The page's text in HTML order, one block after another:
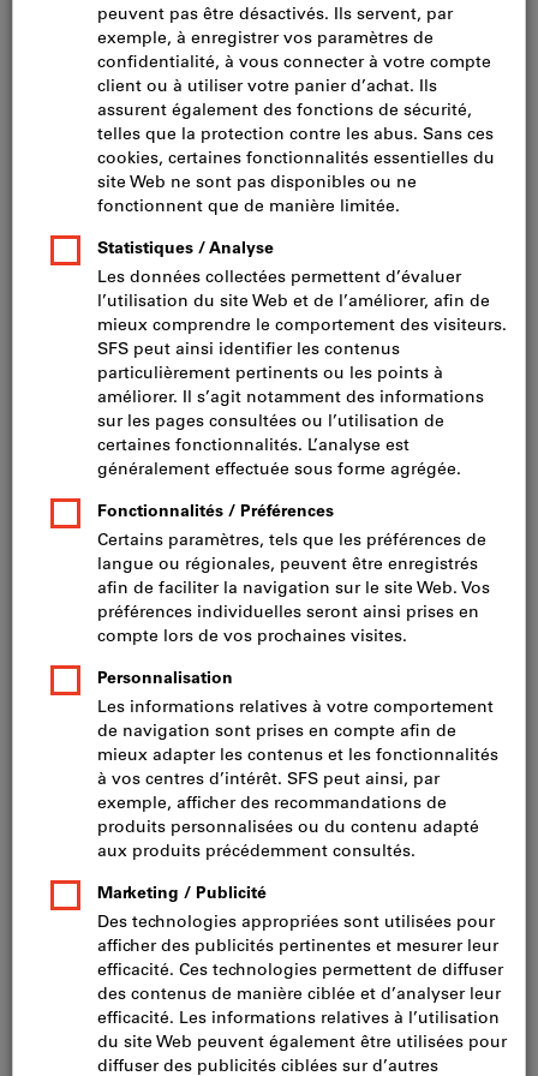
Cliquer pour agrandir l’image
Prix par 1 Unité
TVA incluse Prix et frais de livraison
Prix HT CHF 95.50
Taille de confection DE:
48 50 52 56 94 98
44 54 58 60 62 64
25
Tableau des tailles